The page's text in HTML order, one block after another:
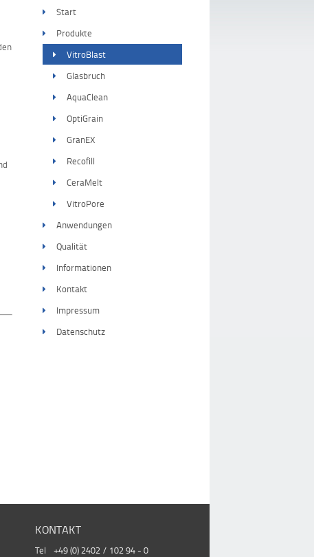
Start
Produkte
VitroBlast
Glasbruch
AquaClean
OptiGrain
GranEX
Recofill
CeraMelt
VitroPore
Anwendungen
Qualität
Informationen
Kontakt
Impressum
Datenschutz
KONTAKT
Tel +49 (0) 2402 / 102 94 - 0